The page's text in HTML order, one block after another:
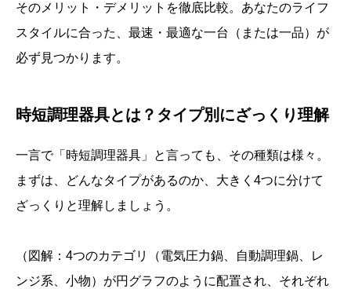
そのメリット・デメリットを徹底比較。あなたのライフ
スタイルに合った、最速・最適な一台（または一品）が
必ず見つかります。
時短調理器具とは？タイプ別にざっくり理解
一言で「時短調理器具」と言っても、その種類は様々。
まずは、どんなタイプがあるのか、大きく4つに分けて
ざっくりと理解しましょう。
（図解：4つのカテゴリ（電気圧力鍋、自動調理鍋、レ
ンジ系、小物）が円グラフのように配置され、それぞれ